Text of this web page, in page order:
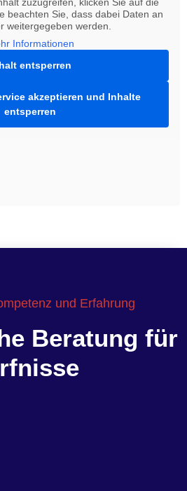
beachten Sie, dass dabei Daten an
weitergegeben werden.
Informationen
entsperren
akzeptieren und Inhalte
entsperren
und Erfahrung
Beratung für